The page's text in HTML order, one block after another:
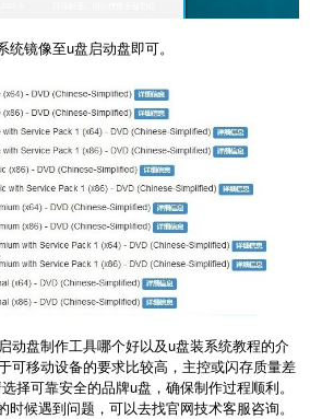
镜像至u盘启动盘即可。
动盘制作工具哪个好以及u盘装系统教程的介
可移动设备的要求比较高，主控或闪存质量差
择可靠安全的品牌u盘，确保制作过程顺利。
时候遇到问题，可以去找官网技术客服咨询。